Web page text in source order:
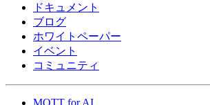
ドキュメント
ブログ
ホワイトペーパー
イベント
コミュニティ
MQTT for AI